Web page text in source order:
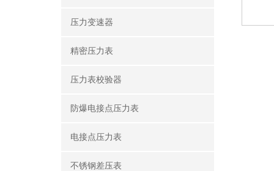
压力变速器
精密压力表
压力表校验器
防爆电接点压力表
电接点压力表
不锈钢差压表